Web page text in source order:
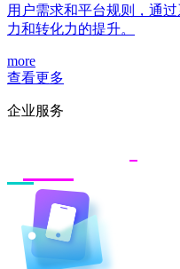
用户需求和平台规则，通
力和转化力的提升。
more
查看更多
企业服务